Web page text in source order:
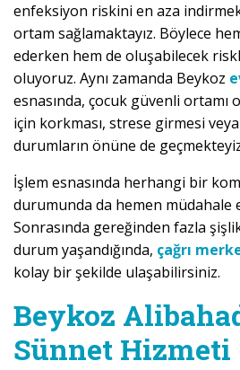
enfeksiyon riskini en aza
ortam sağlamaktayız. Böylece
ederken hem de oluşabilecek
oluyoruz. Aynı zamanda Beykoz
esnasında, çocuk güvenli ortamı
için korkması, strese girmesi
durumların önüne de
İşlem esnasında herhangi bir
durumunda da hemen müdahale
Sonrasında gereğinden fazla
durum yaşandığında, çağrı
kolay bir şekilde ulaşabilirsiniz.
Beykoz
Sünnet Hizmeti